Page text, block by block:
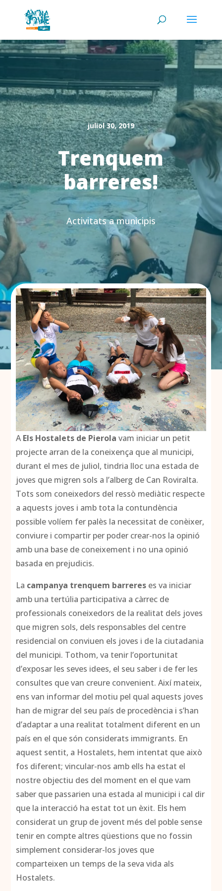
juliol 30, 2019
Trenquem
barreres!
Activitats a municipis
AEls Hostalets de Pierola vam iniciar un petit
projecte arran de la coneixença que al municipi,
durant el mes de juliol, tindria lloc una estada de
joves que migren sols a l’alberg de Can Roviralta.
Tots som coneixedors del ressò mediàtic respecte
a aquests joves i amb tota la contundència
possible volíem fer palès la necessitat de conèixer,
conviure i compartir per poder crear-nos la opinió
amb una base de coneixement i no una opinió
basada en prejudicis.
La campanya trenquem barreres es va iniciar
amb una tertúlia participativa a càrrec de
professionals coneixedors de la realitat dels joves
que migren sols, dels responsables del centre
residencial on conviuen els joves i de la ciutadania
del municipi. Tothom, va tenir l’oportunitat
d’exposar les seves idees, el seu saber i de fer les
consultes que van creure convenient. Així mateix,
ens van informar del motiu pel qual aquests joves
han de migrar del seu país de procedència i s’han
d’adaptar a una realitat totalment diferent en un
país en el que són considerats immigrants. En
aquest sentit, a Hostalets, hem intentat que això
fos diferent; vincular-nos amb ells ha estat el
nostre objectiu des del moment en el que vam
saber que passarien una estada al municipi i cal dir
que la interacció ha estat tot un èxit. Els hem
considerat un grup de jovent més del poble sense
tenir en compte altres qüestions que no fossin
simplement considerar-los joves que
comparteixen un temps de la seva vida als
Hostalets.